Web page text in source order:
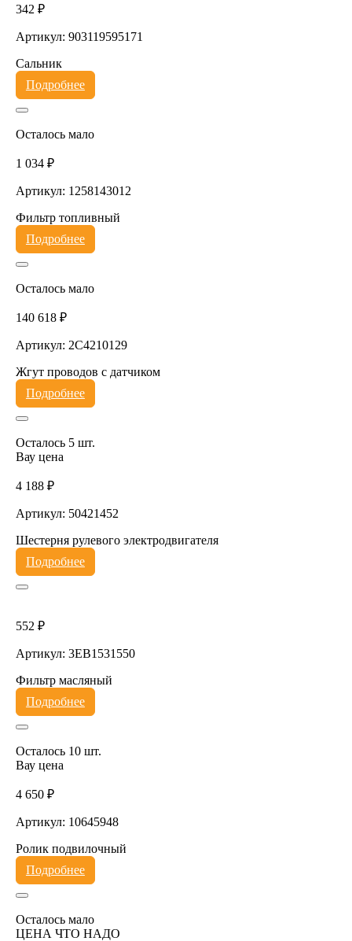
342 ₽
Артикул: 903119595171
Сальник
Подробнее
Осталось мало
1 034 ₽
Артикул: 1258143012
Фильтр топливный
Подробнее
Осталось мало
140 618 ₽
Артикул: 2C4210129
Жгут проводов с датчиком
Подробнее
Осталось 5 шт.
Вау цена
4 188 ₽
Артикул: 50421452
Шестерня рулевого электродвигателя
Подробнее
552 ₽
Артикул: 3EB1531550
Фильтр масляный
Подробнее
Осталось 10 шт.
Вау цена
4 650 ₽
Артикул: 10645948
Ролик подвилочный
Подробнее
Осталось мало
ЦЕНА ЧТО НАДО